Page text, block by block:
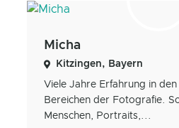
Micha
Kitzingen, Bayern
Viele Jahre Erfahrung in
Bereichen der Fotografie.
Menschen, Portraits,...